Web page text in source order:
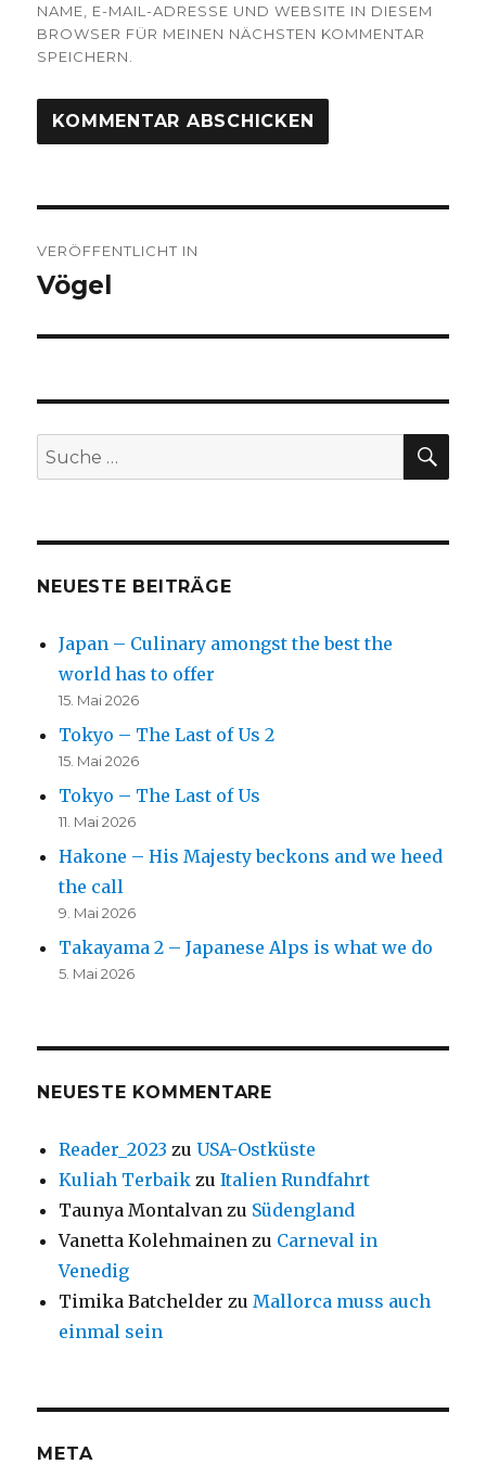
NAME, E-MAIL-ADRESSE UND WEBSITE IN DIESEM
BROWSER FÜR MEINEN NÄCHSTEN KOMMENTAR
SPEICHERN.
VERÖFFENTLICHT IN
Vögel
Suche
nach:
NEUESTE BEITRÄGE
Japan – Culinary amongst the best the
world has to offer
15. Mai 2026
Tokyo – The Last of Us 2
15. Mai 2026
Tokyo – The Last of Us
11. Mai 2026
Hakone – His Majesty beckons and we heed
the call
9. Mai 2026
Takayama 2 – Japanese Alps is what we do
5. Mai 2026
NEUESTE KOMMENTARE
Reader_2023 zuUSA-Ostküste
Kuliah Terbaik zuItalien Rundfahrt
Taunya Montalvan zu Südengland
Vanetta Kolehmainen zu Carneval in
Venedig
Timika Batchelder zu Mallorca muss auch
einmal sein
META